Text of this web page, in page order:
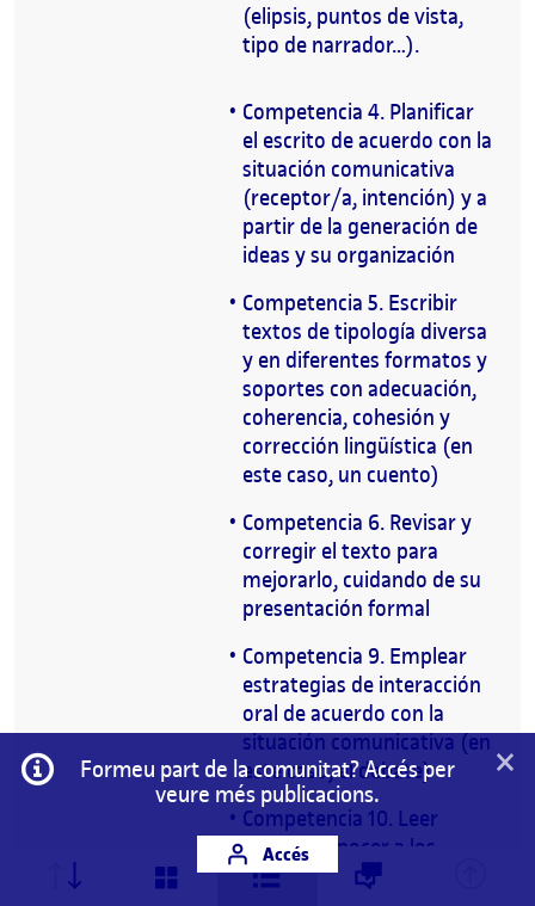
(elipsis, puntos de vista,
tipo de narrador…).
Competencia 4. Planificar
el escrito de acuerdo con la
situación comunicativa
(receptor/a, intención) y a
partir de la generación de
ideas y su organización
Competencia 5. Escribir
textos de tipología diversa
y en diferentes formatos y
soportes con adecuación,
coherencia, cohesión y
corrección lingüística (en
este caso, un cuento)
Competencia 6. Revisar y
corregir el texto para
mejorarlo, cuidando de su
presentación formal
Competencia 9. Emplear
estrategias de interacción
oral de acuerdo con la
situación comunicativa (en
este caso, el debate)
Competencia 10. Leer
obras y conocer a los
autores/as y los periodos
Informació
Formeu part de la comunitat? Accés per
veure més publicacions.
Accés
×